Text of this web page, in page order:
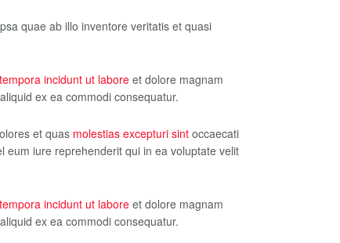
quae ab illo inventore veritatis et quasi
incidunt ut laboreet dolore magnam
ex ea commodi consequatur.
et quas molestias excepturi sint occaecati
eum iure reprehenderit qui in ea voluptate velit
incidunt ut laboreet dolore magnam
ex ea commodi consequatur.